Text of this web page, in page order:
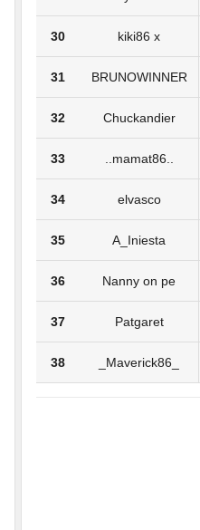
30 kiki86 x
31 BRUNOWINNER
32 Chuckandier
33 ..mamat86..
34 elvasco
35 A_Iniesta
36 Nanny on pe
37 Patgaret
38 _Maverick86_